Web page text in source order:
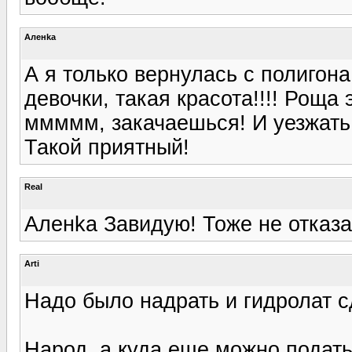
Аленka
А я только вернулась с
девочки, такая красота!!!! Роща
ммммм, закачаешься! И
Такой приятный!
Real
Аленka Завидую! Тоже не
Arti
Надо было надрать и гидролат